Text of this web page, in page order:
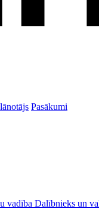
Pasākumi
vadība Dalībnieks un